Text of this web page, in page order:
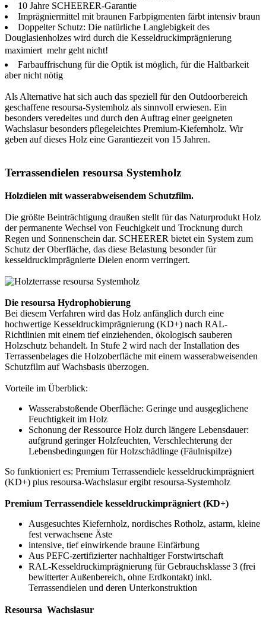
10 Jahre SCHEERER-Garantie
Imprägniermittel mit braunen Farbpigmenten färbt intensiv braun
Doppelter Schutz: Die natürliche Langlebigkeit des
Douglasienholzes wird durch die Kesseldruckimprägnierung
maximiert  mehr geht nicht!
Farbauffrischung für die Optik ist möglich, für die Haltbarkeit
aber nicht nötig
Als Alternative hat sich auch das speziell für den Outdoorbereich
geschaffene resoursa-Systemholz als sinnvoll erwiesen. Ein
besonders veredeltes und durch den Auftrag einer geeigneten
Wachslasur besonders pflegeleichtes Premium-Kiefernholz. Wir
geben auf dieses Holz eine Garantiezeit von 15 Jahren.
Terrassendielen resoursa Systemholz
Holzdielen mit wasserabweisendem Schutzfilm.
Die größte Beinträchtigung draußen stellt für das Naturprodukt Holz
der permanente Wechsel von Feuchigkeit und Trocknung durch
Regen und Sonnenschein dar. SCHEERER bietet ein System zum
Schutz der Oberfläche, das diese Belastung besonder für
kesseldruckimprägnierte Dielen enorm verringert.
Die resoursa Hydrophobierung
Bei diesem Verfahren wird das Holz anfänglich durch eine
hochwertige Kesseldruckimprägnierung (KD+) nach RAL-
Richtlinien mit einem tief einziehenden, ökologisch sauberen
Holzschutz behandelt. In Stufe 2 wird nach der Installation des
Terrassenbelages die Holzoberfläche mit einem wasserabweisenden
Schutzfilm auf Wachsbasis überzogen.
Vorteile im Überblick:
Wasserabstoßende Oberfläche: Geringe und ausgeglichene
Feuchtigkeit im Holz
Schonung der Ressource Holz durch längere Lebensdauer:
aufgrund geringer Holzfeuchten, Verschlechterung der
Lebensbedingungen für Holzschädlinge (Fäulnispilze)
So funktioniert es: Premium Terrassendiele kesseldruckimprägniert
(KD+) plus resoursa-Wachslasur ergibt resoursa-Systemholz
Premium Terrassendiele kesseldruckimprägniert (KD+)
Ausgesuchtes Kiefernholz, nordisches Rotholz, astarm, kleine
fest verwachsene Äste
intensive, tief einwirkende braune Einfärbung
Aus PEFC-zertifizierter nachhaltiger Forstwirtschaft
RAL-Kesseldruckimprägnierung für Gebrauchsklasse 3 (frei
bewitterter Außenbereich, ohne Erdkontakt) inkl.
Terrassendielen und deren Unterkonstruktion
Resoursa  Wachslasur